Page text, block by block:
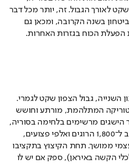
ולעשות זאת תוך שימור השקט לאורך הגבול. זה, יותר מכל דבר
אחר, יעסיק את מערכת הביטחון בשנה הקרובה, ומכאן גם
הכוח בגזרות האחרות.
12 שנים אחרי מלחמת לבנון השנייה, גבול הצפון שקט לגמרי.
חסן נסראללה, למרות הרטוריקה המתלהמת, מורתע וחושש
מעימות. ארגונו אמנם צבר הישגים מרשימים בלחימה בסוריה,
אבל גם אבידות רבות: קרוב ל־1,800 הרוגים ואלפי פצועים,
שמחייבים אותו בשיקום עצמי ממושך. תחת הקיצוץ בתקציבו
(פועל יוצא של המצב הכלכלי הקשה באיראן), ספק אם יש לו